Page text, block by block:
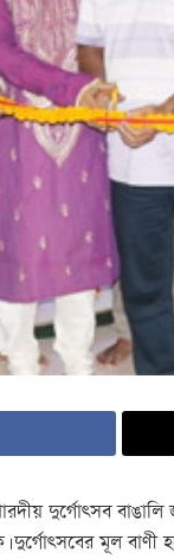
দুর্গোৎসব
দুর্গোৎসবের মূল